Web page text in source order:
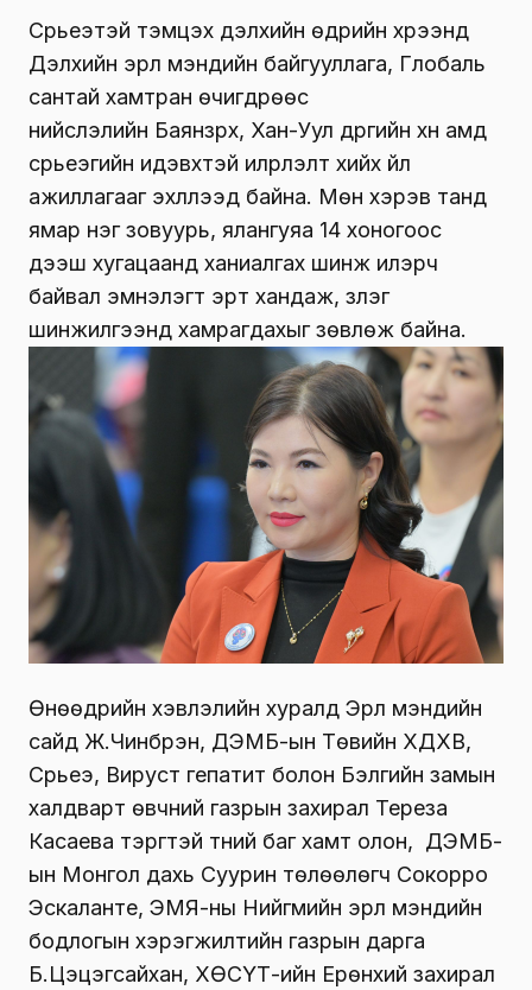
Сүрьеэтэй тэмцэх дэлхийн өдрийн хүрээнд
Дэлхийн эрүүл мэндийн байгууллага, Глобаль
сантай хамтран өчигдрөөс
нийслэлийн Баянзүрх, Хан-Уул дүүргийн хүн амд
сүрьеэгийн идэвхтэй илрүүлэлт хийх үйл
ажиллагааг эхлүүлээд байна. Мөн хэрэв танд
ямар нэг зовуурь, ялангуяа 14 хоногоос
дээш хугацаанд ханиалгах шинж илэрч
байвал эмнэлэгт эрт хандаж, үзлэг
шинжилгээнд хамрагдахыг зөвлөж байна.
Өнөөдрийн хэвлэлийн хуралд Эрүүл мэндийн
сайд Ж.Чинбүрэн, ДЭМБ-ын Төвийн ХДХВ,
Сүрьеэ, Вируст гепатит болон Бэлгийн замын
халдварт өвчний газрын захирал Тереза
Касаева тэргүүтэй түүний баг хамт олон, ДЭМБ-
ын Монгол дахь Суурин төлөөлөгч Сокорро
Эскаланте, ЭМЯ-ны Нийгмийн эрүүл мэндийн
бодлогын хэрэгжилтийн газрын дарга
Б.Цэцэгсайхан, ХӨСҮТ-ийн Ерөнхий захирал